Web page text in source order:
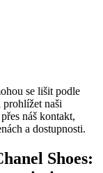
se​ lišit podle
naši
náš kontakt,
a dostupnosti.
Shoes: